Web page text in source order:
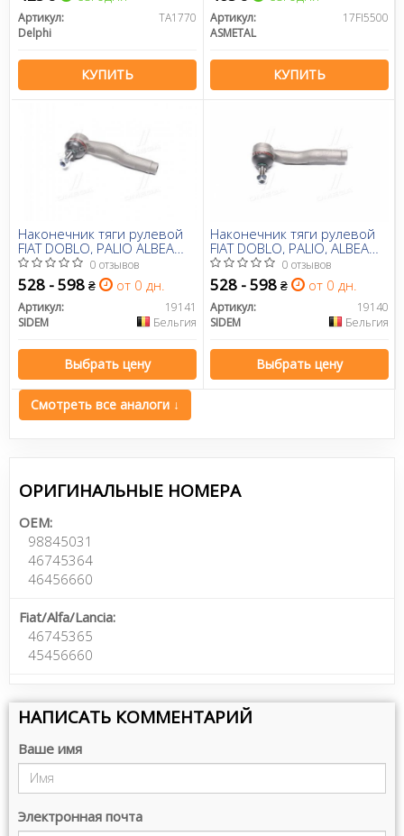
Артикул:
TA1770
Delphi
КУПИТЬ
Артикул:
17FI5500
ASMETAL
КУПИТЬ
Наконечник тяги рулевой
FIAT DOBLO, PALIO ALBEA
96- перед.мост справа (Пр-
во SIDEM)
0 отзывов
528 - 598 ₴ от 0 дн.
Артикул:
19141
SIDEM
Бельгия
Выбрать цену
Наконечник тяги рулевой
FIAT DOBLO, PALIO, ALBEA
96- перед. мост слева (Пр-
во SIDEM)
0 отзывов
528 - 598 ₴ от 0 дн.
Артикул:
19140
SIDEM
Бельгия
Выбрать цену
Смотреть все аналоги ↓
ОРИГИНАЛЬНЫЕ НОМЕРА
OEM:
98845031
46745364
46456660
Fiat/Alfa/Lancia:
46745365
45456660
НАПИСАТЬ КОММЕНТАРИЙ
Ваше имя
Электронная почта